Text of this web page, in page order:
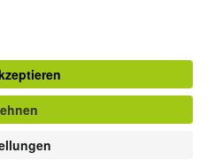
Goethe-Instituts